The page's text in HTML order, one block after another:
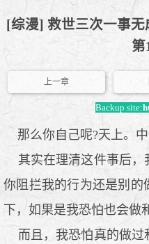
[综漫] 救世三次一事
第
上一章
Backup site:
那么你自己呢?天上。中
其实在理清这件事后，
你阻拦我的行为还是别的
下，如果是我恐怕也会做
而且，我恐怕真的做过